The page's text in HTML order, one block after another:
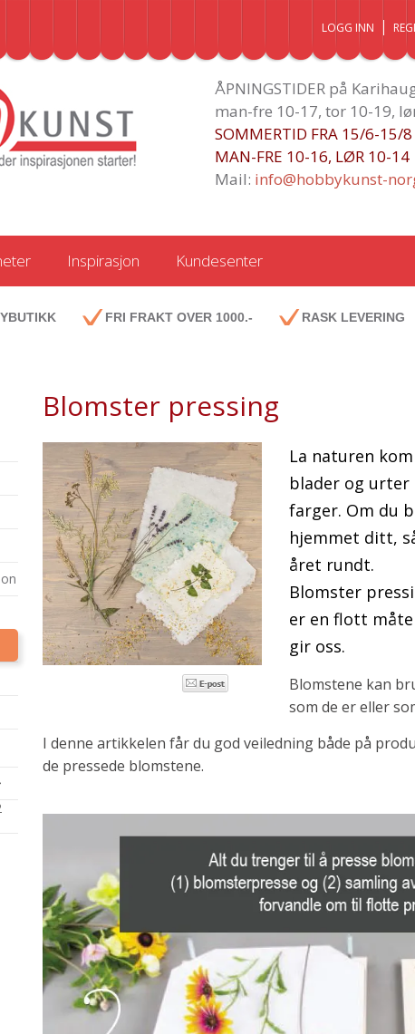
LOGG INN
ÅPNINGSTIDER på
man-fre 10-17, tor 10-19,
SOMMERTID FRA 15/6-15/8
MAN-FRE 10-16, LØR 10-14
Mail: info@hobbykunst-
Inspirasjon Kundesenter
FRI FRAKT OVER 1000.- RASK LEVERING
Blomster pressing
La naturen
blader og
farger. Om du
hjemmet ditt,
året rundt.
Blomster
er en flott
gir oss.
Blomstene kan
som de er eller
I denne artikkelen får du god veiledning både på
de pressede blomstene.